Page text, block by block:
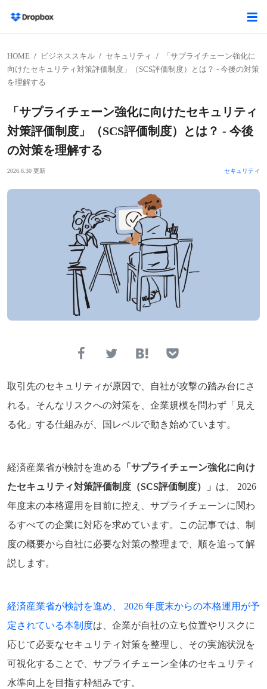
HOME ビジネススキル セキュリティ
「サプライチェーン強化に
向けたセキュリティ対策評価制度」（SCS評価制度）とは？ - 今後の対策
を理解する
「サプライチェーン強化に向けたセキュリティ
対策評価制度」（SCS評価制度）とは？ - 今後
の対策を理解する
2026.6.30 更新 セキュリティ
取引先のセキュリティが原因で、自社が攻撃の踏み台にさ
れる。そんなリスクへの対策を、企業規模を問わず「見え
る化」する仕組みが、国レベルで動き始めています。
経済産業省が検討を進める
「サプライチェーン強化に向け
たセキュリティ対策評価制度（SCS評価制度）」 は、 2026
年度末の本格運用を目前に控え、サプライチェーンに関わ
るすべての企業に対応を求めています。この記事では、制
度の概要から自社に必要な対策の整理まで、順を追って解
説します。
経済産業省が検討を進め、 2026 年度末からの本格運用が予
定されている本制度は、企業が自社の立ち位置やリスクに
応じて必要なセキュリティ対策を整理し、その実施状況を
可視化することで、サプライチェーン全体のセキュリティ
水準向上を目指す枠組みです。